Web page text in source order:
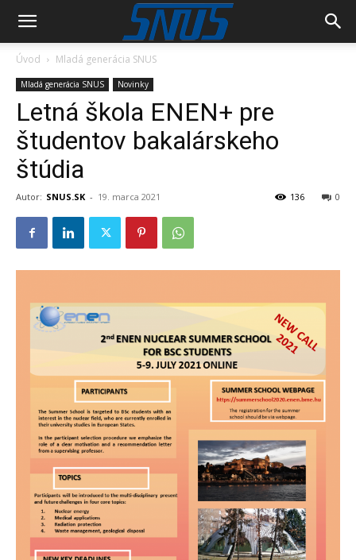
Úvod Mladá generácia SNUS
Mladá generácia SNUS Novinky
Letná škola ENEN+ pre
študentov bakalárskeho
štúdia
Autor: SNUS.SK - 19. marca 2021 0
136